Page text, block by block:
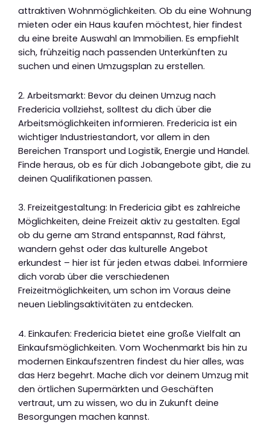
attraktiven Wohnmöglichkeiten. Ob du eine Wohnung
mieten oder ein Haus kaufen möchtest, hier findest
du eine breite Auswahl an Immobilien. Es empfiehlt
sich, frühzeitig nach passenden Unterkünften zu
suchen und einen Umzugsplan zu erstellen.
2. Arbeitsmarkt: Bevor du deinen Umzug nach
Fredericia vollziehst, solltest du dich über die
Arbeitsmöglichkeiten informieren. Fredericia ist ein
wichtiger Industriestandort, vor allem in den
Bereichen Transport und Logistik, Energie und Handel.
Finde heraus, ob es für dich Jobangebote gibt, die zu
deinen Qualifikationen passen.
3. Freizeitgestaltung: In Fredericia gibt es zahlreiche
Möglichkeiten, deine Freizeit aktiv zu gestalten. Egal
ob du gerne am Strand entspannst, Rad fährst,
wandern gehst oder das kulturelle Angebot
erkundest – hier ist für jeden etwas dabei. Informiere
dich vorab über die verschiedenen
Freizeitmöglichkeiten, um schon im Voraus deine
neuen Lieblingsaktivitäten zu entdecken.
4. Einkaufen: Fredericia bietet eine große Vielfalt an
Einkaufsmöglichkeiten. Vom Wochenmarkt bis hin zu
modernen Einkaufszentren findest du hier alles, was
das Herz begehrt. Mache dich vor deinem Umzug mit
den örtlichen Supermärkten und Geschäften
vertraut, um zu wissen, wo du in Zukunft deine
Besorgungen machen kannst.